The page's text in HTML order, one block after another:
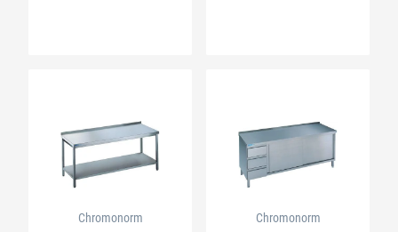
Chromonorm Chromonorm